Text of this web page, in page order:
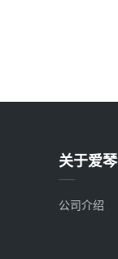
关于爱琴
公司介绍